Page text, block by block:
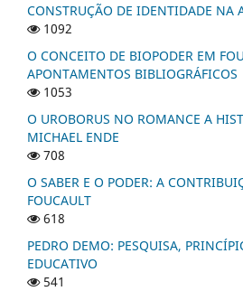
CONSTRUÇÃO DE IDENTIDADE NA
1092
O CONCEITO DE BIOPODER EM
APONTAMENTOS BIBLIOGRÁFICOS
1053
O UROBORUS NO ROMANCE A
MICHAEL ENDE
708
O SABER E O PODER: A
FOUCAULT
618
PEDRO DEMO: PESQUISA,
EDUCATIVO
541